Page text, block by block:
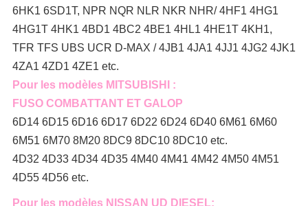
6HK1 6SD1T, NPR NQR NLR NKR NHR/ 4HF1 4HG1
4HG1T 4HK1 4BD1 4BC2 4BE1 4HL1 4HE1T 4KH1,
TFR TFS UBS UCR D-MAX / 4JB1 4JA1 4JJ1 4JG2 4JK1
4ZA1 4ZD1 4ZE1 etc.
Pour les modèles MITSUBISHI :
FUSO COMBATTANT ET GALOP
6D14 6D15 6D16 6D17 6D22 6D24 6D40 6M61 6M60
6M51 6M70 8M20 8DC9 8DC10 8DC10 etc.
4D32 4D33 4D34 4D35 4M40 4M41 4M42 4M50 4M51
4D55 4D56 etc.
Pour les modèles NISSAN UD DIESEL: